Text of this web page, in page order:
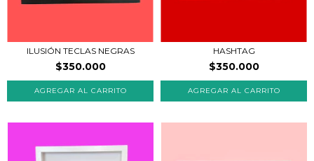
ILUSIÓN TECLAS NEGRAS
$350.000
HASHTAG
$350.000